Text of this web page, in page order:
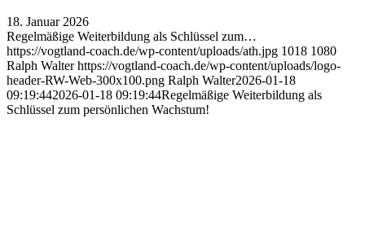
18. Januar 2026
Regelmäßige Weiterbildung als Schlüssel zum…
https://vogtland-coach.de/wp-content/uploads/ath.jpg 1018 1080
Ralph Walter https://vogtland-coach.de/wp-content/uploads/logo-
header-RW-Web-300x100.png Ralph Walter2026-01-18
09:19:442026-01-18 09:19:44Regelmäßige Weiterbildung als
Schlüssel zum persönlichen Wachstum!